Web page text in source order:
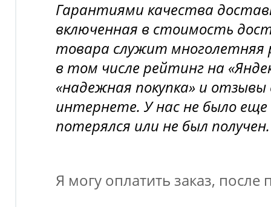
Гарантиями качества
включенная в стоимость
товара служит многолетняя
в том числе рейтинг на
«надежная покупка» и
интернете. У нас не было еще
потерялся или не был получен.
Я могу оплатить заказ,